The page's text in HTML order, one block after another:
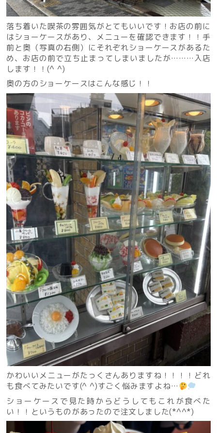
落ち着いた喫茶の雰囲気がとてもいいです！お店の前に
はショーケースがあり、メニューを確認できます！！手
前と奥（写真の右側）にそれぞれショーケースがあるた
め、お店の前で立ち止まってしまいましたが………入店
します！！(^ ^)
奥の方のショーケースはこんな感じ！！
かわいいメニューがたっくさんありますね！！！！どれ
も食べてみたいです(^ ^)すごく悩みますよね…
ショーケースで見た時からどうしてもこれが食べた
い！！というものがあったので注文しました(*^^*)